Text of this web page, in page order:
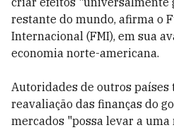
restante do mundo, afirma o
Internacional (FMI), em sua
economia norte-americana.
Autoridades de outros países
reavaliação das finanças do
mercados "possa levar a